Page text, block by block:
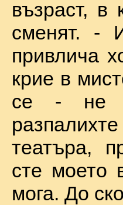
възраст, в
сменят. -
привлича
крие в
се - не
театъра,
сте моето
мога. До